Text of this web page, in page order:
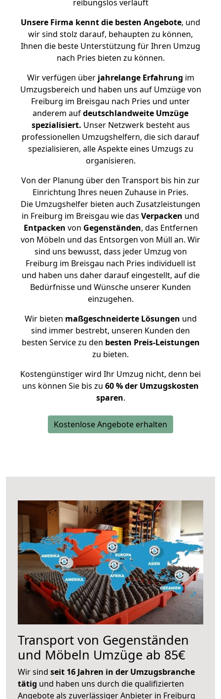
reibungslos verläuft
Unsere Firma kennt die besten Angebote, und
wir sind stolz darauf, behaupten zu können,
Ihnen die beste Unterstützung für Ihren Umzug
nach Pries bieten zu können.
Wir verfügen überjahrelange Erfahrung im
Umzugsbereich und haben uns auf Umzüge von
Freiburg im Breisgau nach Pries und unter
anderem aufdeutschlandweite Umzüge
spezialisiert. Unser Netzwerk besteht aus
professionellen Umzugshelfern, die sich darauf
spezialisieren, alle Aspekte eines Umzugs zu
organisieren.
Von der Planung über den Transport bis hin zur
Einrichtung Ihres neuen Zuhause in Pries.
Die Umzugshelfer bieten auch Zusatzleistungen
in Freiburg im Breisgau wie das Verpacken und
Entpacken von Gegenständen, das Entfernen
von Möbeln und das Entsorgen von Müll an. Wir
sind uns bewusst, dass jeder Umzug von
Freiburg im Breisgau nach Pries individuell ist
und haben uns daher darauf eingestellt, auf die
Bedürfnisse und Wünsche unserer Kunden
einzugehen.
Wir bieten maßgeschneiderte Lösungen und
sind immer bestrebt, unseren Kunden den
besten Service zu den besten Preis-Leistungen
zu bieten.
Kostengünstiger wird Ihr Umzug nicht, denn bei
uns können Sie bis zu 60 % der Umzugskosten
sparen.
Kostenlose Angebote erhalten
Transport von Gegenständen
und Möbeln Umzüge ab 85€
Wir sind seit 16 Jahren in der Umzugsbranche
tätig und haben uns durch die qualifizierten
Angebote als zuverlässiger Anbieter in Freiburg